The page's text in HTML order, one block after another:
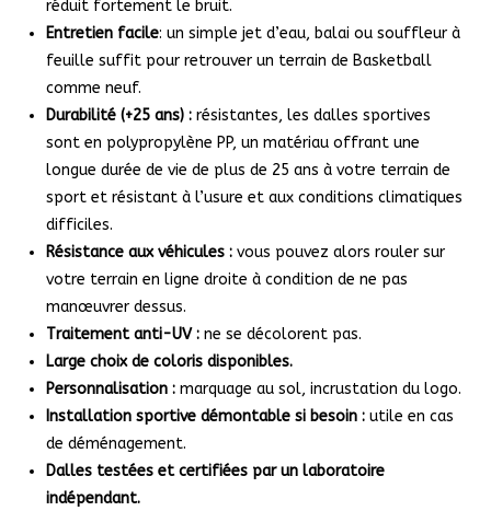
réduit fortement le bruit.
Entretien facile: un simple jet d’eau, balai ou souffleur à
feuille suffit pour retrouver un terrain de Basketball
comme neuf.
Durabilité (+25 ans) : résistantes, les dalles sportives
sont en polypropylène PP, un matériau offrant une
longue durée de vie de plus de 25 ans à votre terrain de
sport et résistant à l’usure et aux conditions climatiques
difficiles.
Résistance aux véhicules : vous pouvez alors rouler sur
votre terrain en ligne droite à condition de ne pas
manœuvrer dessus.
Traitement anti-UV : ne se décolorent pas.
Large choix de coloris disponibles.
Personnalisation : marquage au sol, incrustation du logo.
Installation sportive démontable si besoin :utile en cas
de déménagement.
Dalles testées et certifiées par un laboratoire
indépendant.